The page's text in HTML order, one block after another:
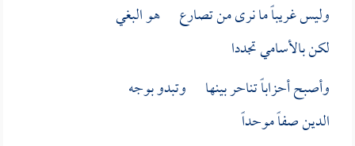
وليس غريباً ما نرى من تصارع هو البغي
لكن بالأسامي تجددا
وأصبح أحزاباً تناحر بينها وتبدو بوجه
الدين صفاً موحداً